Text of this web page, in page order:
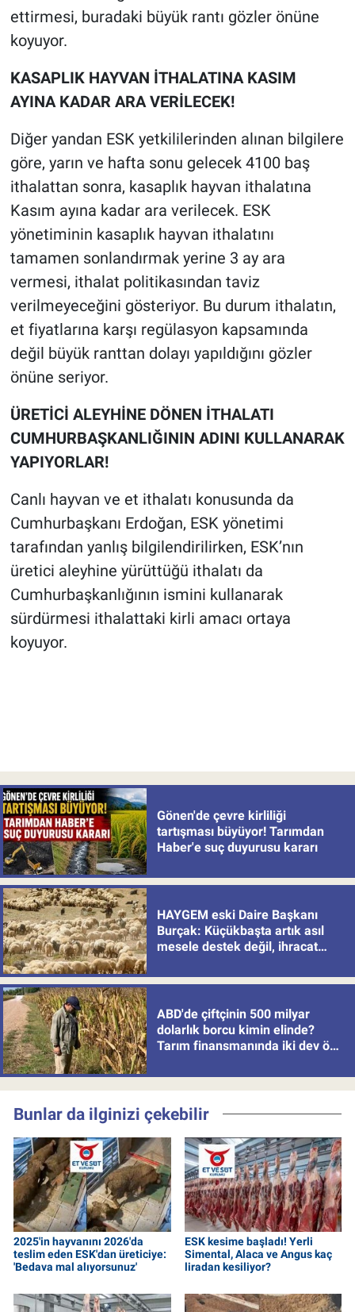
ettirmesi, buradaki büyük rantı gözler önüne
koyuyor.
KASAPLIK HAYVAN İTHALATINA KASIM
AYINA KADAR ARA VERİLECEK!
Diğer yandan ESK yetkililerinden alınan bilgilere
göre, yarın ve hafta sonu gelecek 4100 baş
ithalattan sonra, kasaplık hayvan ithalatına
Kasım ayına kadar ara verilecek. ESK
yönetiminin kasaplık hayvan ithalatını
tamamen sonlandırmak yerine 3 ay ara
vermesi, ithalat politikasından taviz
verilmeyeceğini gösteriyor. Bu durum ithalatın,
et fiyatlarına karşı regülasyon kapsamında
değil büyük ranttan dolayı yapıldığını gözler
önüne seriyor.
ÜRETİCİ ALEYHİNE DÖNEN İTHALATI
CUMHURBAŞKANLIĞININ ADINI KULLANARAK
YAPIYORLAR!
Canlı hayvan ve et ithalatı konusunda da
Cumhurbaşkanı Erdoğan, ESK yönetimi
tarafından yanlış bilgilendirilirken, ESK’nın
üretici aleyhine yürüttüğü ithalatı da
Cumhurbaşkanlığının ismini kullanarak
sürdürmesi ithalattaki kirli amacı ortaya
koyuyor.
Gönen'de çevre kirliliği
tartışması büyüyor! Tarımdan
Haber'e suç duyurusu kararı
HAYGEM eski Daire Başkanı
Burçak: Küçükbaşta artık asıl
mesele destek değil, ihracat
ABD'de çiftçinin 500 milyar
dolarlık borcu kimin elinde?
Tarım finansmanında iki dev öne
Bunlar da ilginizi çekebilir
2025'in hayvanını 2026'da
teslim eden ESK'dan üreticiye:
'Bedava mal alıyorsunuz'
ESK kesime başladı! Yerli
Simental, Alaca ve Angus kaç
liradan kesiliyor?